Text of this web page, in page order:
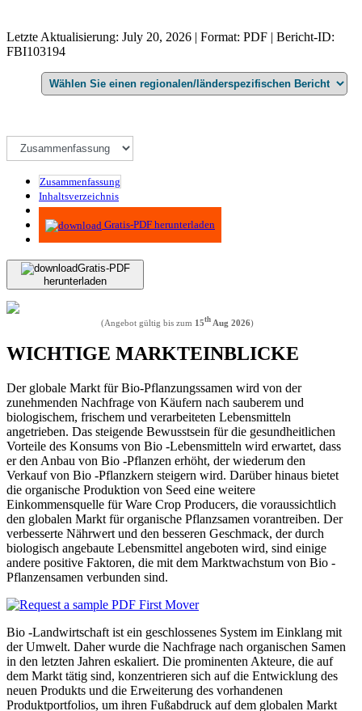
Letzte Aktualisierung: July 20, 2026 | Format: PDF | Bericht-ID:
FBI103194
Zusammenfassung
Inhaltsverzeichnis
Methodik
Gratis-PDF herunterladen
Gratis-PDF
herunterladen
(Angebot gültig bis zum 15thAug 2026)
WICHTIGE MARKTEINBLICKE
Der globale Markt für Bio-Pflanzungssamen wird von der
zunehmenden Nachfrage von Käufern nach sauberem und
biologischem, frischem und verarbeiteten Lebensmitteln
angetrieben. Das steigende Bewusstsein für die gesundheitlichen
Vorteile des Konsums von Bio -Lebensmitteln wird erwartet, dass
er den Anbau von Bio -Pflanzen erhöht, der wiederum den
Verkauf von Bio -Pflanzkern steigern wird. Darüber hinaus bietet
die organische Produktion von Seed eine weitere
Einkommensquelle für Ware Crop Producers, die voraussichtlich
den globalen Markt für organische Pflanzsamen vorantreiben. Der
verbesserte Nährwert und den besseren Geschmack, der durch
biologisch angebaute Lebensmittel angeboten wird, sind einige
andere positive Faktoren, die mit dem Marktwachstum von Bio -
Pflanzensamen verbunden sind.
Bio -Landwirtschaft ist ein geschlossenes System im Einklang mit
der Umwelt. Daher wurde die Nachfrage nach organischen Samen
in den letzten Jahren eskaliert. Die prominenten Akteure, die auf
dem Markt tätig sind, konzentrieren sich auf die Entwicklung des
neuen Produkts und die Erweiterung des vorhandenen
Produktportfolios, um ihren Fußabdruck auf dem globalen Markt